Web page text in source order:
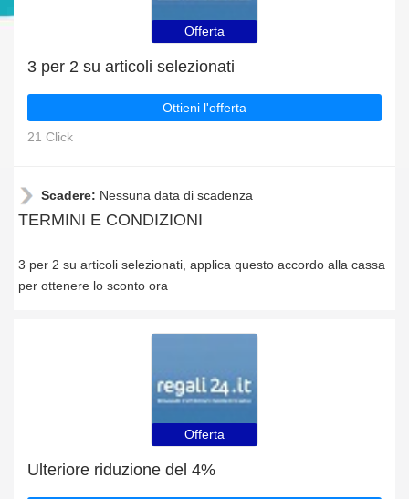
Offerta
3 per 2 su articoli selezionati
Ottieni l'offerta
21 Click
Scadere: Nessuna data di scadenza
TERMINI E CONDIZIONI
3 per 2 su articoli selezionati, applica questo accordo alla cassa
per ottenere lo sconto ora
Offerta
Ulteriore riduzione del 4%